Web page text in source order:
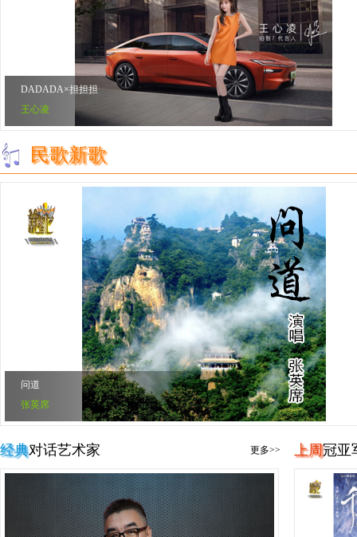
DADADA×担担担
王心凌
民歌新歌
问道
张英席
经典对话艺术家 更多>> 上周冠亚